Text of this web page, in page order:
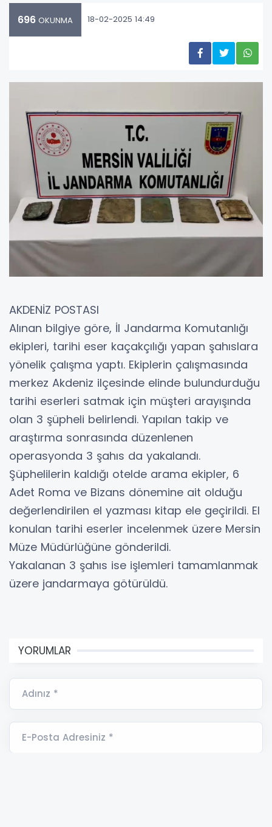
696 OKUNMA 18-02-2025 14:49
AKDENİZ POSTASI
Alınan bilgiye göre, İl Jandarma Komutanlığı
ekipleri, tarihi eser kaçakçılığı yapan şahıslara
yönelik çalışma yaptı. Ekiplerin çalışmasında
merkez Akdeniz ilçesinde elinde bulundurduğu
tarihi eserleri satmak için müşteri arayışında
olan 3 şüpheli belirlendi. Yapılan takip ve
araştırma sonrasında düzenlenen
operasyonda 3 şahıs da yakalandı.
Şüphelilerin kaldığı otelde arama ekipler, 6
Adet Roma ve Bizans dönemine ait olduğu
değerlendirilen el yazması kitap ele geçirildi. El
konulan tarihi eserler incelenmek üzere Mersin
Müze Müdürlüğüne gönderildi.
Yakalanan 3 şahıs ise işlemleri tamamlanmak
üzere jandarmaya götürüldü.
YORUMLAR
Adınız *
E-Posta Adresiniz *